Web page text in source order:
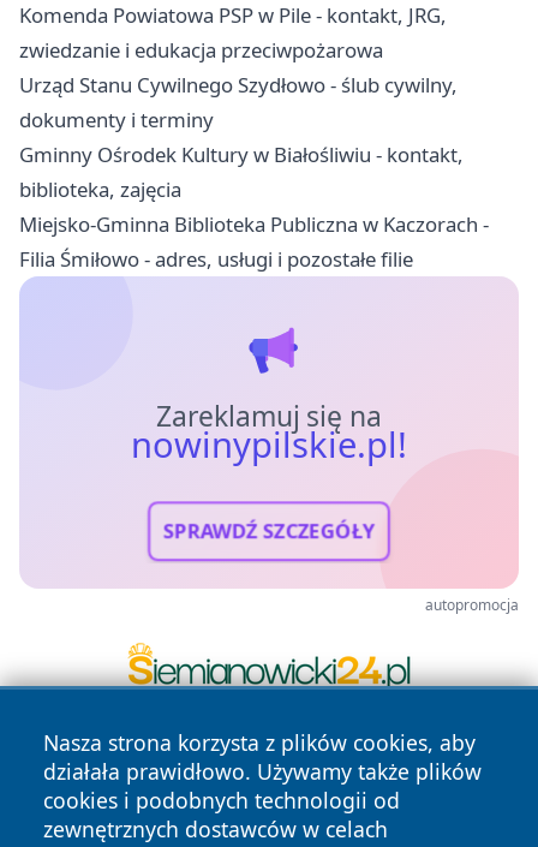
Komenda Powiatowa PSP w Pile - kontakt, JRG,
zwiedzanie i edukacja przeciwpożarowa
Urząd Stanu Cywilnego Szydłowo - ślub cywilny,
dokumenty i terminy
Gminny Ośrodek Kultury w Białośliwiu - kontakt,
biblioteka, zajęcia
Miejsko-Gminna Biblioteka Publiczna w Kaczorach -
Filia Śmiłowo - adres, usługi i pozostałe filie
Zareklamuj się na
nowinypilskie.pl!
SPRAWDŹ SZCZEGÓŁY
autopromocja
Nasza strona korzysta z plików cookies, aby
działała prawidłowo. Używamy także plików
cookies i podobnych technologii od
zewnętrznych dostawców w celach